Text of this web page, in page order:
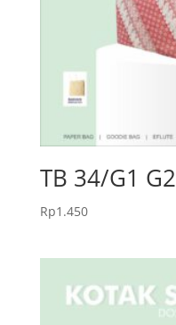
TB 34/G1 G2
Rp1.450